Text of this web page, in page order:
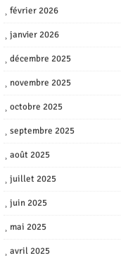
février 2026
janvier 2026
décembre 2025
novembre 2025
octobre 2025
septembre 2025
août 2025
juillet 2025
juin 2025
mai 2025
avril 2025